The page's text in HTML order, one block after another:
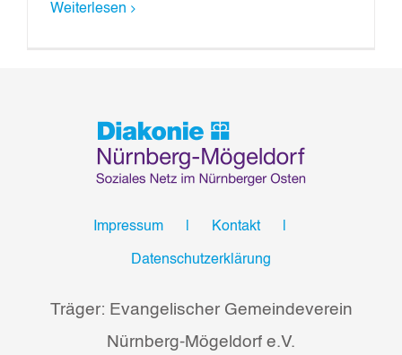
Weiterlesen
Impressum Kontakt
Datenschutzerklärung
Träger: Evangelischer Gemeindeverein
Nürnberg-Mögeldorf e.V.